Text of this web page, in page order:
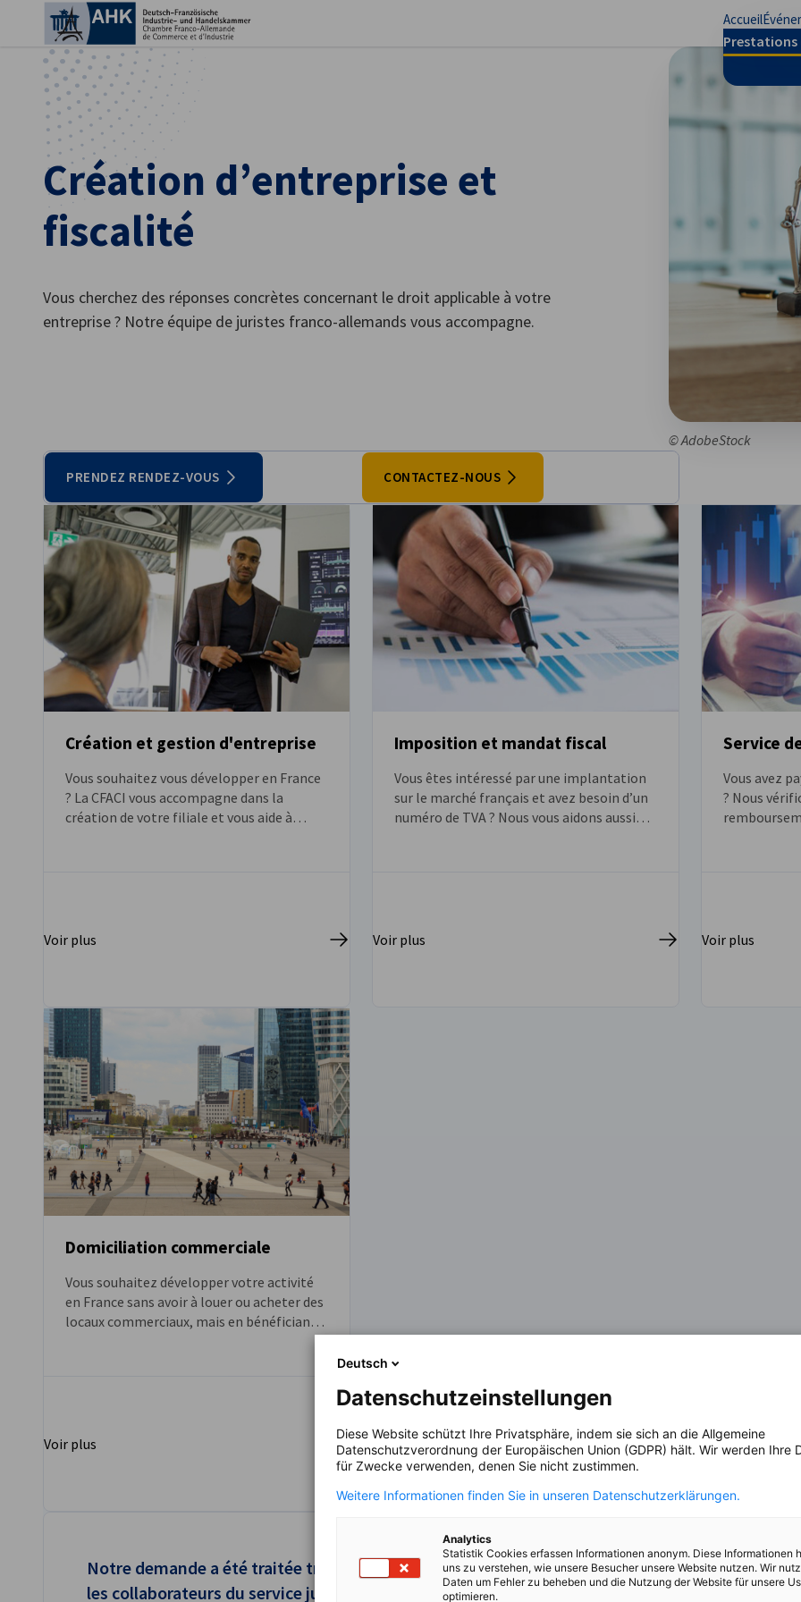
Accueil
Prestations
French
Création d’entreprise et
fiscalité
Vous cherchez des réponses concrètes concernant le droit applicable à votre
entreprise ? Notre équipe de juristes franco-allemands vous accompagne.
© AdobeStock
PRENDEZ RENDEZ-VOUS CONTACTEZ-NOUS
Création et gestion d'entreprise
Vous souhaitez vous développer en France
? La CFACI vous accompagne dans la
création de votre filiale et vous aide à
Voir plus
Imposition et mandat fiscal
Vous êtes intéressé par une implantation
sur le marché français et avez besoin d’un
numéro de TVA ? Nous vous aidons aussi
Voir plus
Service
Vous avez
? Nous
Voir plus
Aller à la page précédente
Passer à la suite
Domiciliation commerciale
Vous souhaitez développer votre activité
en France sans avoir à louer ou acheter des
locaux commerciaux, mais en bénéficiant
Voir plus
Notre demande a été traitée très rapidement par
les collaborateurs du service juridique. Tous les
La collaboration est très
agréable, et les réponses
Deutsch
Datenschutzeinstellungen
Diese Website schützt Ihre Privatsphäre, indem sie sich an die Allgemeine
Datenschutzverordnung der Europäischen Union (GDPR) hält. Wir werden Ihre
für Zwecke verwenden, denen Sie nicht zustimmen.
Weitere Informationen finden Sie in unseren Datenschutzerklärungen.
Analytics
Statistik Cookies erfassen Informationen anonym. Diese Informationen
uns zu verstehen, wie unsere Besucher unsere Website nutzen. Wir
Daten um Fehler zu beheben und die Nutzung der Website für unsere
optimieren.